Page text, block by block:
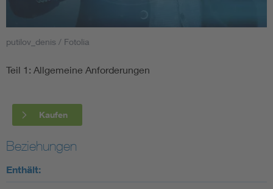
Smart Cities
Circular Economy für mehr Ressourceneffizienz
putilov_denis / Fotolia
Teil 1: Allgemeine Anforderungen
Kaufen
Beziehungen
Enthält: